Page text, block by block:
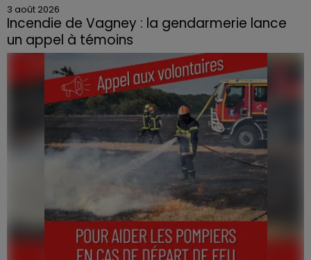
3 août 2026
Incendie de Vagney : la gendarmerie lance
un appel à témoins
Le feu, parti d'une haie avant de se propager au
quartier résidentiel, avait détruit deux habitations et
contraint à l'évacuation d'une centaine de personnes.